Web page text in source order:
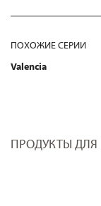
ПОХОЖИЕ СЕРИИ
Valencia
ПРОДУКТЫ